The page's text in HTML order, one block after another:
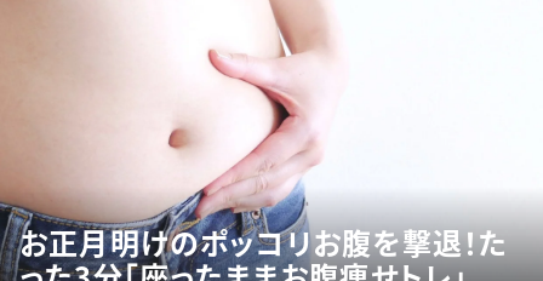
お正月明けのポッコリお腹を撃退！た